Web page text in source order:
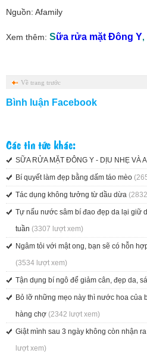
Nguồn: Afamily
Xem thêm: Sữa rửa mặt Đông Y,
Về trang trước
Bình luận Facebook
Các tin tức khác:
SỮA RỬA MẶT ĐÔNG Y - DỊU NHẸ VÀ​
Bí quyết làm đẹp bằng dấm táo mèo
Tác dụng không tưởng từ dầu dừa
Tự nấu nước sâm bí đao đẹp da lại giữ
tuần (3307 lượt xem)
Ngâm tỏi với mật ong, bạn sẽ có hỗn
(3534 lượt xem)
Tận dụng bí ngô để giảm cân, đẹp da,
Bỏ lỡ những mẹo này thì nước hoa của
hàng chợ (2342 lượt xem)
Giật mình sau 3 ngày không còn nhận
lượt xem)